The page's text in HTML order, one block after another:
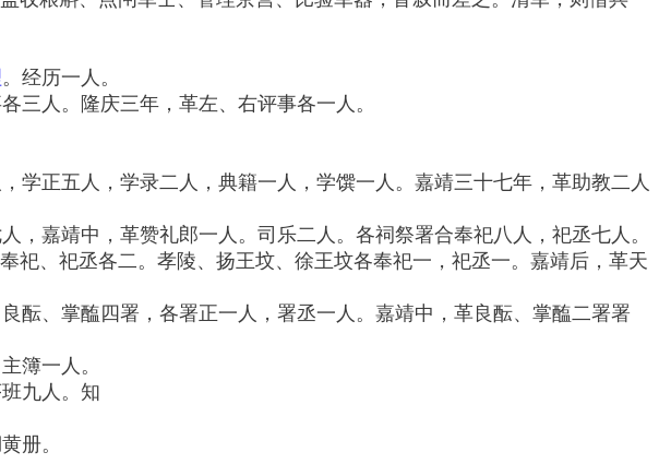
。经历一人。
三人。隆庆三年，革左、右评事各一人。
学正五人，学录二人，典籍一人，学馔一人。嘉靖三十七年，革助教二人
嘉靖中，革赞礼郎一人。司乐二人。各祠祭署合奉祀八人，祀丞七人。
祀、祀丞各二。孝陵、扬王坟、徐王坟各奉祀一，祀丞一。嘉靖后，革天
酝、掌醢四署，各署正一人，署丞一人。嘉靖中，革良酝、掌醢二署署
簿一人。
九人。知
册。